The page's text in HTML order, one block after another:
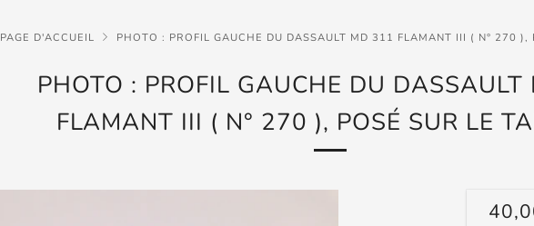
PAGE D'ACCUEIL PHOTO : PROFIL GAUCHE DU DASSAULT MD 311 FLAMANT III ( N° 270 ),
PHOTO : PROFIL GAUCHE DU
FLAMANT III ( N° 270 ), POSÉ SUR LE
PRIX